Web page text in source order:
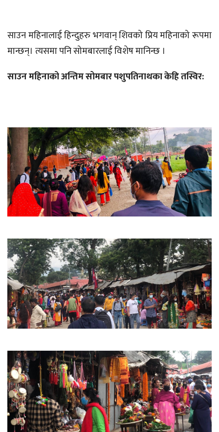
साउन महिनालाई हिन्दुहरु भगवान् शिवको प्रिय महिनाको रूपमा
मान्छन्। त्यसमा पनि सोमबारलाई विशेष मानिन्छ ।
साउन महिनाको अन्तिम सोमबार पशुपतिनाथका केहि तस्विर: